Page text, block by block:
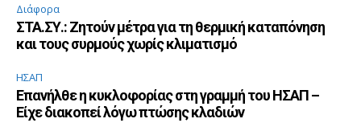
Διάφορα
ΣΤΑ.ΣΥ.: Ζητούν μέτρα για τη θερμική καταπόνηση
και τους συρμούς χωρίς κλιματισμό
ΗΣΑΠ
Επανήλθε η κυκλοφορίας στη γραμμή του ΗΣΑΠ –
Είχε διακοπεί λόγω πτώσης κλαδιών